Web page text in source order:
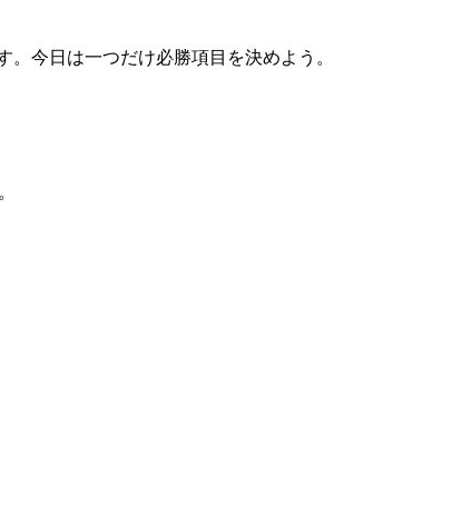
今日は一つだけ必勝項目を決めよう。